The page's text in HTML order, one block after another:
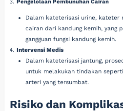
Pengelolaan Pembunuhan Cairan
Dalam kateterisasi urine, kateter
cairan dari kandung kemih, yang
gangguan fungsi kandung kemih.
Intervensi Medis
Dalam kateterisasi jantung,
untuk melakukan tindakan
arteri yang tersumbat.
Risiko dan